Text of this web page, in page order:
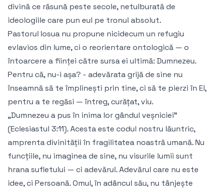
divină ce răsună peste secole, netulburată de
ideologiile care pun eul pe tronul absolut.
Pastorul Iosua nu propune nicidecum un refugiu
evlavios din lume, ci o reorientare ontologică — o
întoarcere a ființei către sursa ei ultimă: Dumnezeu.
Pentru că, nu-i așa? - adevărata grijă de sine nu
înseamnă să te împlinești prin tine, ci să te pierzi în El,
pentru a te regăsi — întreg, curățat, viu.
„Dumnezeu a pus în inima lor gândul veșniciei”
(Eclesiastul 3:11). Acesta este codul nostru lăuntric,
amprenta divinității în fragilitatea noastră umană. Nu
funcțiile, nu imaginea de sine, nu visurile lumii sunt
hrana sufletului — ci adevărul. Adevărul care nu este
idee, ci Persoană. Omul, în adâncul său, nu tânjește